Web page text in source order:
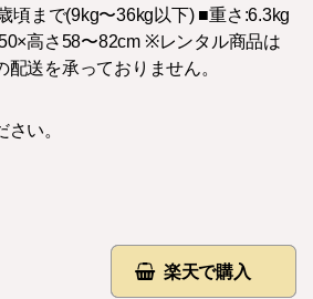
頃まで(9kg〜36kg以下) ■重さ:6.3kg
高さ58〜82cm ※レンタル商品は
送を承っておりません。
い。
楽天で購入